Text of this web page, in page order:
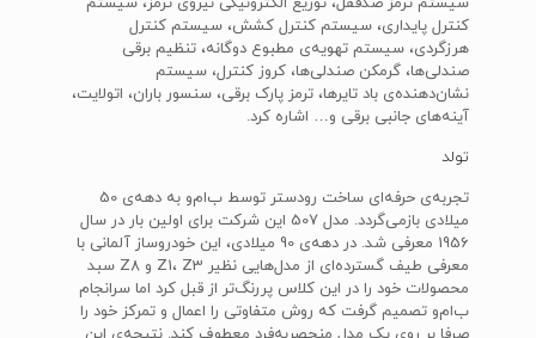
کنترل پایداری، سیستم کنترل کشش، سیستم کنترل
هرزگردی، سیستم تهویه‌ی مطبوع دوگانه، تنظیم برقی
صندلی‌ها، گرمکن صندلی‌ها، کروز کنترل، سیستم
نشان‌دهنده‌ی باد تایرها، ترمز پارک برقی، سنسور باران، اتولایت،
آینه‌های جانبی برقی و… اشاره کرد.
تولد
تجربه‌ی حرفه‌ای ساخت رودستر توسط ب‌ام‌و به دهه‌ی 50
میلادی بازمی‌گردد. مدل 507 این شرکت برای اولین بار در سال
1956 معرفی شد. در دهه‌ی 90 میلادی، این خودروساز آلمانی با
معرفی طیف گسترده‌ای از مدل‌هایی نظیر Z1، Z3 و Z8 سبد
محصولات خود را در این کلاس پررنگ‌تر از قبل کرد اما سرانجام
ب‌ام‌و تصمیم گرفت که روش متفاوتی را اعمال و تمرکز خود را